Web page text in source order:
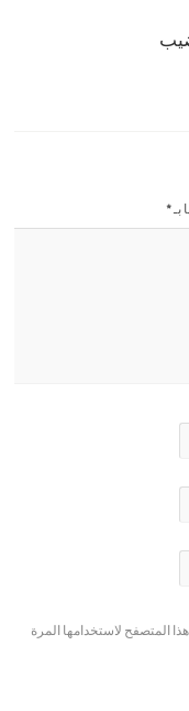
بـ*
المتصفح لاستخدامها المرة